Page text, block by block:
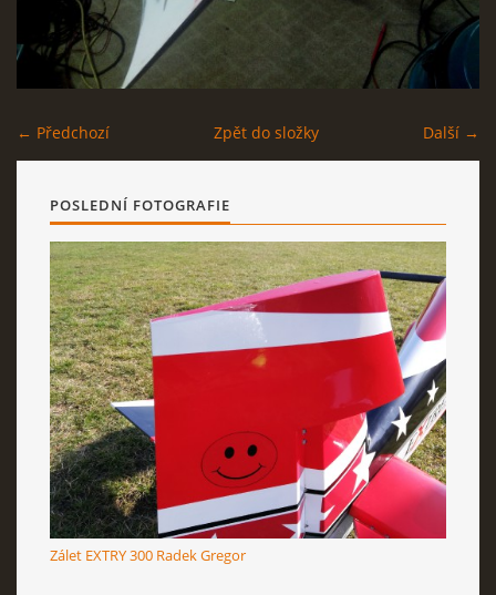
ODKAZY
DISKUZE
ZÁLIBY
NAVIJÁK PRO START VĚTRONĚ
AKCE PRO ROK 2016
PLOCHA HOLEŠOV
RcAeroHolešov
info@rcaeroholesov.cz
|
← Předchozí Další →
Zpět do složky
POSLEDNÍ FOTOGRAFIE
Zálet EXTRY 300 Radek Gregor